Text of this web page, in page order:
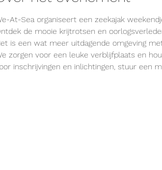
At-Sea organiseert een zeekajak
de mooie krijtrotsen en
is een wat meer uitdagende omgeving
zorgen voor een leuke verblijfplaats en
inschrijvingen en inlichtingen, stuur een